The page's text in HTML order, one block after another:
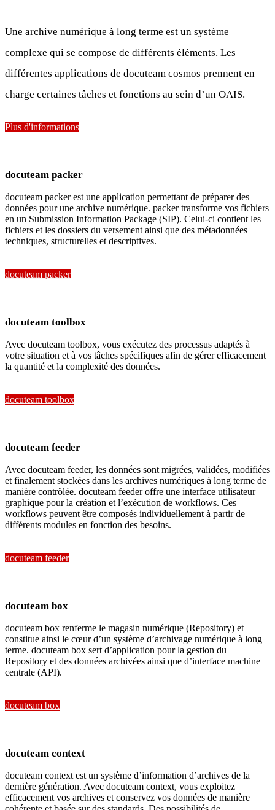
Une archive numérique à long terme est un système
complexe qui se compose de différents éléments. Les
différentes applications de docuteam cosmos prennent en
charge certaines tâches et fonctions au sein d’un OAIS.
Plus d'informations
docuteam packer
docuteam packer est une application permettant de préparer des
données pour une archive numérique. packer transforme vos fichiers
en un Submission Information Package (SIP). Celui-ci contient les
fichiers et les dossiers du versement ainsi que des métadonnées
techniques, structurelles et descriptives.
docuteam packer
docuteam toolbox
Avec docuteam toolbox, vous exécutez des processus adaptés à
votre situation et à vos tâches spécifiques afin de gérer efficacement
la quantité et la complexité des données.
docuteam toolbox
docuteam feeder
Avec docuteam feeder, les données sont migrées, validées, modifiées
et finalement stockées dans les archives numériques à long terme de
manière contrôlée. docuteam feeder offre une interface utilisateur
graphique pour la création et l’exécution de workflows. Ces
workflows peuvent être composés individuellement à partir de
différents modules en fonction des besoins.
docuteam feeder
docuteam box
docuteam box renferme le magasin numérique (Repository) et
constitue ainsi le cœur d’un système d’archivage numérique à long
terme. docuteam box sert d’application pour la gestion du
Repository et des données archivées ainsi que d’interface machine
centrale (API).
docuteam box
docuteam context
docuteam context est un système d’information d’archives de la
dernière génération. Avec docuteam context, vous exploitez
efficacement vos archives et conservez vos données de manière